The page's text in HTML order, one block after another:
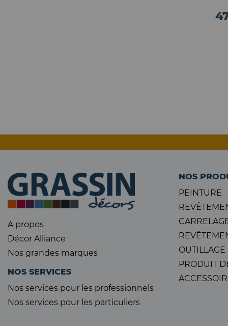
A propos
Décor Alliance
Nos grandes marques
NOS SERVICES
Nos services pour les professionnels
Nos services pour les particuliers
NOS
PEINTURE
OUTILLAGE
PRODUIT